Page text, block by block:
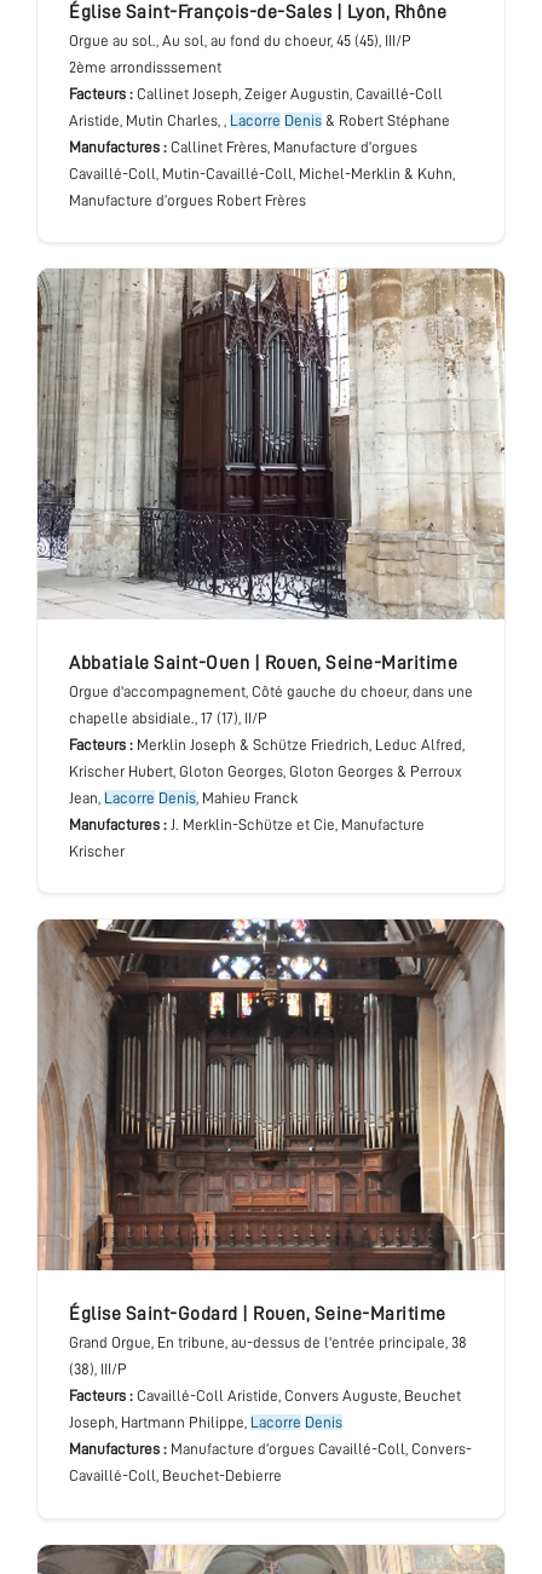
église Saint-François-de-Sales| Lyon, Rhône
Orgue au sol., Au sol, au fond du choeur, 45 (45), III/P
2ème arrondisssement
Facteurs : Callinet Joseph, Zeiger Augustin, Cavaillé-Coll
Aristide, Mutin Charles, , Lacorre Denis & Robert Stéphane
Manufactures : Callinet Frères, Manufacture d’orgues
Cavaillé-Coll, Mutin-Cavaillé-Coll, Michel-Merklin & Kuhn,
Manufacture d’orgues Robert Frères
abbatiale Saint-Ouen Rouen, Seine-Maritime
Orgue d'accompagnement, Côté gauche du choeur, dans une
chapelle absidiale., 17 (17), II/P
Facteurs : Merklin Joseph & Schütze Friedrich, Leduc Alfred,
Krischer Hubert, Gloton Georges, Gloton Georges & Perroux
Jean, Lacorre Denis, Mahieu Franck
Manufactures : J. Merklin-Schütze et Cie, Manufacture
Krischer
église Saint-Godard Rouen, Seine-Maritime
Grand Orgue, En tribune, au-dessus de l'entrée principale, 38
(38), III/P
Facteurs : Cavaillé-Coll Aristide, Convers Auguste, Beuchet
Joseph, Hartmann Philippe,
Lacorre Denis
Manufactures : Manufacture d’orgues Cavaillé-Coll, Convers-
Cavaillé-Coll, Beuchet-Debierre